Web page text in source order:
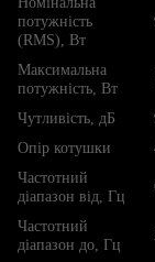
потужність
(RMS), Вт
Максимальна
потужність, Вт
Чутливість, дБ
Опір котушки
Частотний
діапазон від, Гц
Частотний
діапазон до, Гц